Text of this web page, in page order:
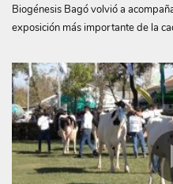
Biogénesis Bagó volvió a
exposición más importante de la